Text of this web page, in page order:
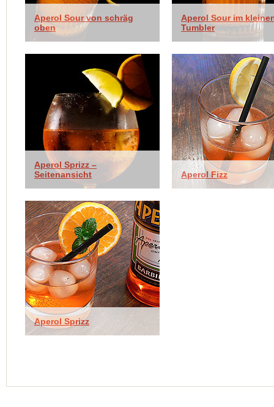
Aperol Sour von schräg
oben
Aperol Sour im
Tumbler
Aperol Sprizz –
Seitenansicht
Aperol Fizz
Aperol Sprizz